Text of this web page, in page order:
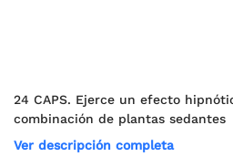
24 CAPS. Ejerce un efecto
combinación de plantas sedantes
Ver descripción completa